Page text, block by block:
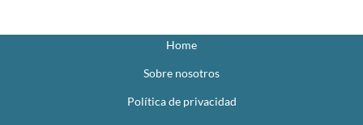
Home
Sobre nosotros
Política de privacidad